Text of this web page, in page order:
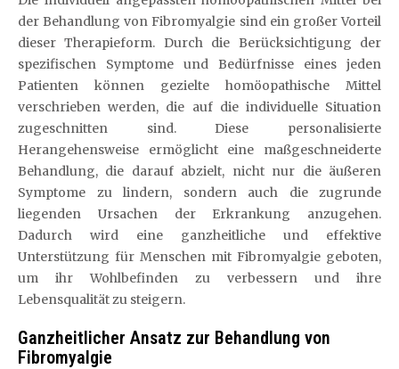
der Behandlung von Fibromyalgie sind ein großer Vorteil
dieser Therapieform. Durch die Berücksichtigung der
spezifischen Symptome und Bedürfnisse eines jeden
Patienten können gezielte homöopathische Mittel
verschrieben werden, die auf die individuelle Situation
zugeschnitten sind. Diese personalisierte
Herangehensweise ermöglicht eine maßgeschneiderte
Behandlung, die darauf abzielt, nicht nur die äußeren
Symptome zu lindern, sondern auch die zugrunde
liegenden Ursachen der Erkrankung anzugehen.
Dadurch wird eine ganzheitliche und effektive
Unterstützung für Menschen mit Fibromyalgie geboten,
um ihr Wohlbefinden zu verbessern und ihre
Lebensqualität zu steigern.
Ganzheitlicher Ansatz zur Behandlung von
Fibromyalgie